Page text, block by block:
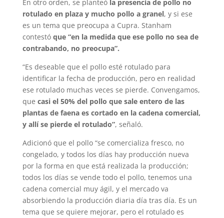
En otro orden, se planteó la presencia de pollo no
rotulado en plaza y mucho pollo a granel, y si ese
es un tema que preocupa a Cupra. Stanham
contestó que “en la medida que ese pollo no sea de
contrabando, no preocupa”.
“Es deseable que el pollo esté rotulado para
identificar la fecha de producción, pero en realidad
ese rotulado muchas veces se pierde. Convengamos,
que casi el 50% del pollo que sale entero de las
plantas de faena es cortado en la cadena comercial,
y allí se pierde el rotulado”, señaló.
Adicionó que el pollo “se comercializa fresco, no
congelado, y todos los días hay producción nueva
por la forma en que está realizada la producción;
todos los días se vende todo el pollo, tenemos una
cadena comercial muy ágil, y el mercado va
absorbiendo la producción diaria día tras día. Es un
tema que se quiere mejorar, pero el rotulado es